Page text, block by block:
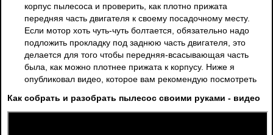
корпус пылесоса и проверить, как плотно прижата
передняя часть двигателя к своему посадочному месту.
Если мотор хоть чуть-чуть болтается, обязательно надо
подложить прокладку под заднюю часть двигателя, это
делается для того чтобы передняя-всасывающая часть
была, как можно плотнее прижата к корпусу. Ниже я
опубликовал видео, которое вам рекомендую посмотреть
Как собрать и разобрать пылесос своими руками - видео